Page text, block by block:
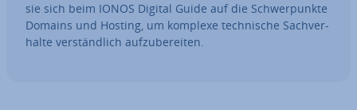
sie sich beim IONOS Digital Guide auf die Schwer­punk­te
Domains und Hosting, um komplexe tech­ni­sche Sach­ver­
hal­te ver­ständ­lich auf­zu­be­rei­ten.